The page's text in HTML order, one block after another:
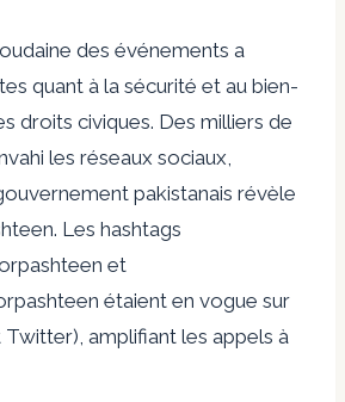
des événements a
quant à la sécurité et au bien-
droits civiques. Des milliers de
les réseaux sociaux,
pakistanais révèle
Les hashtags
et
étaient en vogue sur
Twitter), amplifiant les appels à